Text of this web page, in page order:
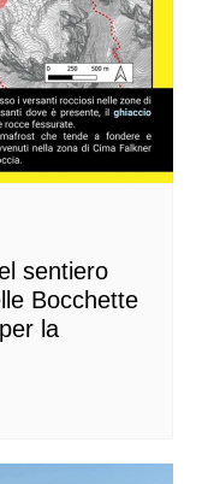
sentiero
Bocchette
la